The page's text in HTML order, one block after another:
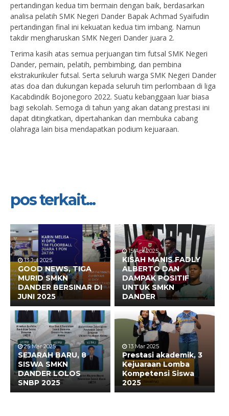
pertandingan kedua tim bermain dengan baik, berdasarkan
analisa pelatih SMK Negeri Dander Bapak Achmad Syaifudin
pertandingan final ini kekuatan kedua tim imbang. Namun
takdir mengharuskan SMK Negeri Dander juara 2.
Terima kasih atas semua perjuangan tim futsal SMK Negeri
Dander, pemain, pelatih, pembimbing, dan pembina
ekstrakurikuler futsal. Serta seluruh warga SMK Negeri Dander
atas doa dan dukungan kepada seluruh tim perlombaan di liga
Kacabdindik Bojonegoro 2022. Suatu kebanggaan luar biasa
bagi sekolah. Semoga di tahun yang akan datang prestasi ini
dapat ditingkatkan, dipertahankan dan membuka cabang
olahraga lain bisa mendapatkan podium kejuaraan.
pos terkait...
13 Jul 2025
GOOD NEWS, TIGA
MURID SMKN
DANDER BERSINAR DI
JUNI 2025
15 Apr 2025
KISAH MANIS FADLY
ALBERTO DAN
DAMPAK POSITIF
UNTUK SMKN
DANDER
25 Mar 2025
SEJARAH BARU, 8
SISWA SMKN
DANDER LOLOS
SNBP 2025
13 Mar 2025
Prestasi akademik, 3
Kejuaraan Lomba
Kompetensi Siswa
2025